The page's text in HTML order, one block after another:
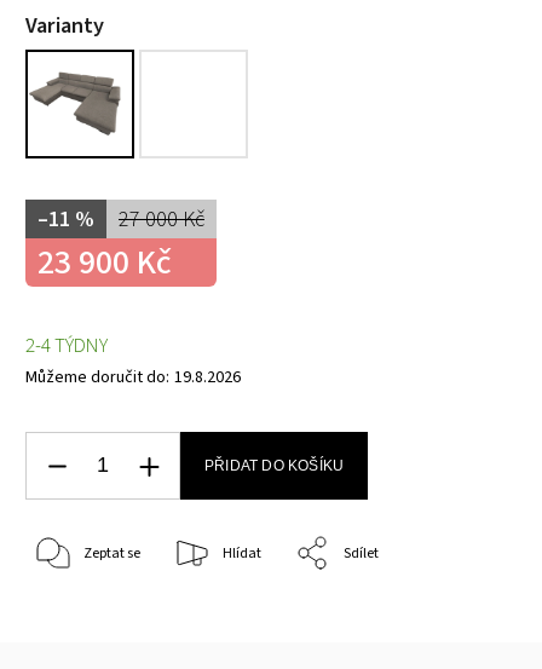
Varianty
27 000 Kč
–11 %
23 900 Kč
2-4 TÝDNY
Můžeme doručit do: 19.8.2026
PŘIDAT DO KOŠÍKU
Zeptat se Hlídat Sdílet